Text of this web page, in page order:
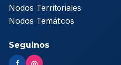
Nodos Territoriales
Nodos Temáticos
Seguinos
f ◎